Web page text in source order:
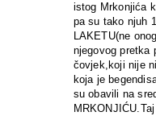
istog Mrkonjića
pa su tako njuh
LAKETU(ne
njegovog pretka
čovjek,koji nije
koja je
su obavili na